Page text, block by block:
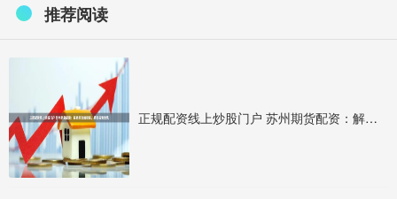
推荐阅读
正规配资线上炒股门户 苏州期货配资：解锁财富新密码，助您投资无忧